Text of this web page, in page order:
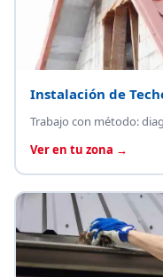
Instalación de
Trabajo con método:
Ver en tu zona →